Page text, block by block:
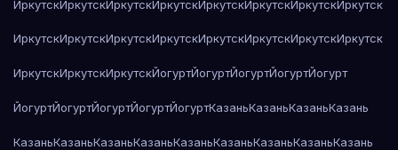
ИркутскИркутскИркутскИркутскИркутскИркутскИркутскИркутск
ИркутскИркутскИркутскИркутскИркутскИркутскИркутскИркутск
ИркутскИркутскИркутскЙогуртЙогуртЙогуртЙогуртЙогурт
ЙогуртЙогуртЙогуртЙогуртЙогуртКазаньКазаньКазаньКазань
КазаньКазаньКазаньКазаньКазаньКазаньКазаньКазаньКазань